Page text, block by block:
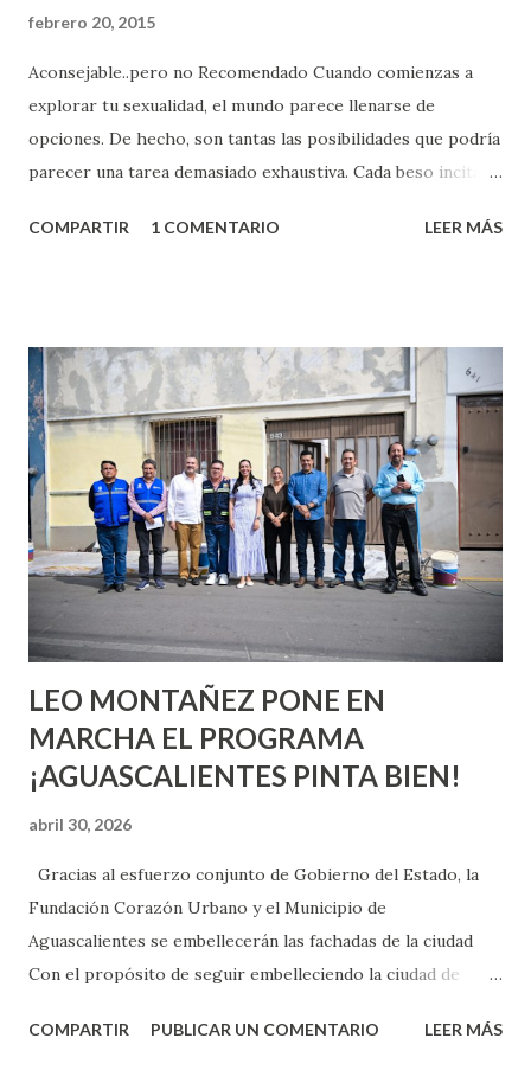
febrero 20, 2015
Aconsejable..pero no Recomendado Cuando comienzas a
explorar tu sexualidad, el mundo parece llenarse de
opciones. De hecho, son tantas las posibilidades que podría
parecer una tarea demasiado exhaustiva. Cada beso incita
partes de ti que jamás hubieras imaginado. El problema es
conoces ni la mitad de lo que deberías saber. Pero incluso
quienes ya han tenido relaciones sexuales no son expertos
o expertas en el tema. Siempre hay algo nuevo que
aprender y nuevas experiencias que conocer. Si eres una
chica y aún no has tenido relaciones sexuales, tal vez
pienses que el sexo será increíble y no puedas esperar para
experimentarlo, pero como cualquier persona con
experiencia te dirá, siempre es mejor cuando ambas partes
son suficientemen...
COMPARTIR 1 COMENTARIO LEER MÁS
LEO MONTAÑEZ PONE EN
MARCHA EL PROGRAMA
¡AGUASCALIENTES PINTA BIEN!
abril 30, 2026
Gracias al esfuerzo conjunto de Gobierno del Estado, la
Fundación Corazón Urbano y el Municipio de
Aguascalientes se embellecerán las fachadas de la ciudad
Con el propósito de seguir embelleciendo la ciudad de
municipal, Leo Montañez dio inicio al programa
COMPARTIR PUBLICAR UN COMENTARIO LEER MÁS